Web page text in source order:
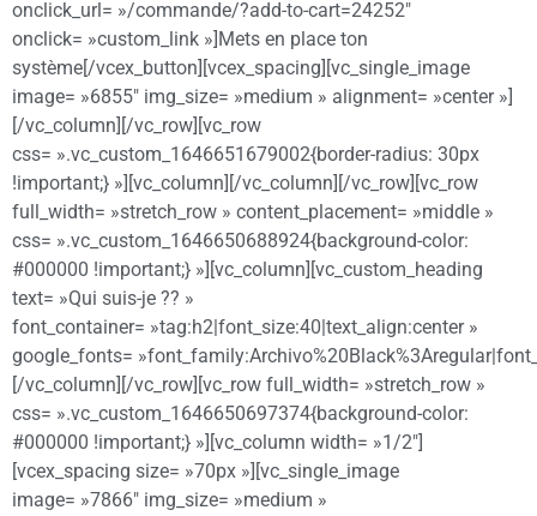
onclick_url= »/commande/?add-to-cart=24252″
onclick= »custom_link »]Mets en place ton
système[/vcex_button][vcex_spacing][vc_single_image
image= »6855″ img_size= »medium » alignment= »center »]
[/vc_column][/vc_row][vc_row
css= ».vc_custom_1646651679002{border-radius: 30px
!important;} »][vc_column][/vc_column][/vc_row][vc_row
full_width= »stretch_row » content_placement= »middle »
css= ».vc_custom_1646650688924{background-color:
#000000 !important;} »][vc_column][vc_custom_heading
text= »Qui suis-je ?? »
font_container= »tag:h2|font_size:40|text_align:center »
google_fonts=
[/vc_column][/vc_row][vc_row full_width= »stretch_row »
css= ».vc_custom_1646650697374{background-color:
#000000 !important;} »][vc_column width= »1/2″]
[vcex_spacing size= »70px »][vc_single_image
image= »7866″ img_size= »medium »